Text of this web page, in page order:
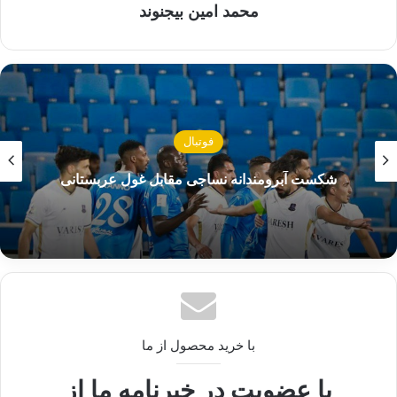
نیروهای روسیه قرار گرفته است.
نوشته های مشابه
نیویورک‌تایمز: آمریکا به شدت
نگران نفوذ گسترده هکرهای چینی
است
24 دسامبر 2024
مکرون: دوروف را برای سفر به
فرانسه دعوت نکردم
اما در جریان این مذاکره، گفت‌وگوهای دو طرف به
محمد امین بیجنوند
فوتبال
شکست آبرومندانه نساجی مقابل غول عربستانی
با خرید محصول از ما
با عضویت در خبرنامه ما از